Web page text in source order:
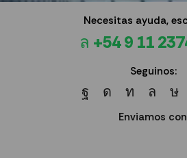
Necesitas ayuda,
+54 9 11
Seguinos:
Enviamos